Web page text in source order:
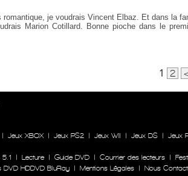
romantique, je voudrais Vincent Elbaz. Et dans la
Marion Cotillard. Bonne pioche dans le
1 2 <
| Jeux XBOX | Jeux PS2 | Jeux WII | Jeux DS |
Jeux
5.1 | Lecture | Guide DVD | Courrier des lecteurs |
DVD HDDVD BluRay | Mentions Légales |
Nous